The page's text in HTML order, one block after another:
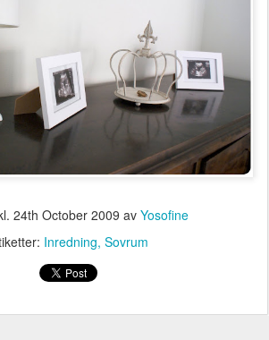
24th October 2009 av Yosofine
Inredning Sovrum